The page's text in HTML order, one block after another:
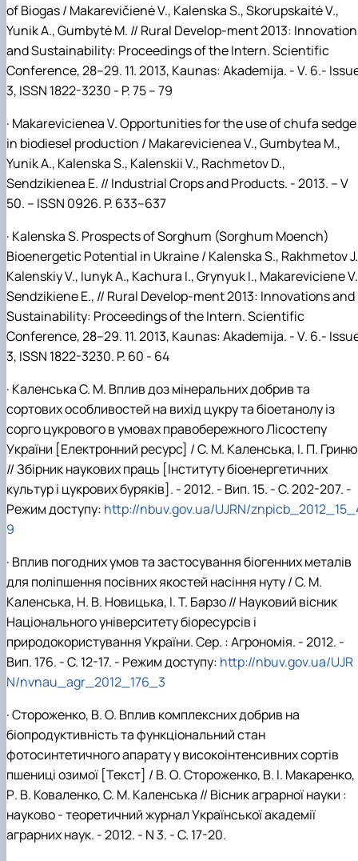
of Biogas / Makarevičienė V., Kalenska S., Skorupskaitė V.,
Yunik A., Gumbytė M. // Rural Develop-ment 2013:
and Sustainability: Proceedings of the Intern. Scientific
Conference, 28–29. 11. 2013, Kaunas: Akademija. - V. 6.-
3, ISSN 1822-3230 - P. 75 – 79
· Makarevicienea V.Opportunities for the use of chufa sedge
in biodiesel production / Makarevicienea V., Gumbytea M.,
Yunik A., Kalenska S., Kalenskii V., Rachmetov D.,
Sendzikienea E. // Industrial Crops and Products. - 2013. – V
50. – ISSN 0926. P. 633–637
· Kalenska S. Prospects of Sorghum (Sorghum Moench)
Bioenergetic Potential in Ukraine/ Kalenska S., Rakhmetov
Kalenskiy V., Iunyk A., Kachura I., Grynyuk I., Makareviciene
Sendzikiene E., // Rural Develop-ment 2013: Innovations and
Sustainability: Proceedings of the Intern. Scientific
Conference, 28–29. 11. 2013, Kaunas: Akademija. - V. 6.-
3, ISSN 1822-3230. P. 60 - 64
· Каленська С. М. Вплив доз мінеральних добрив та
сортових особливостей на вихід цукру та біоетанолу із
сорго цукрового в умовах правобережного Лісостепу
України [Електронний ресурс] / С. М. Каленська, І. П.
// Збірник наукових праць [Інституту біоенергетичних
культур і цукрових буряків]. - 2012. - Вип. 15. - С. 202-207. -
Режим доступу: http://nbuv.gov.ua/UJRN/
9
· Вплив погодних умов та застосування біогенних металів
для поліпшення посівних якостей насіння нуту / С. М.
Каленська, Н. В. Новицька, І. Т. Барзо // Науковий вісник
Національного університету біоресурсів і
природокористування України. Сер. : Агрономія. - 2012. -
Вип. 176. - С. 12-17. - Режим доступу: http://nbuv.gov.ua/UJR
N/nvnau_agr_2012_176_3
· Стороженко, В. О. Вплив комплексних добрив на
біопродуктивність та функціональний стан
фотосинтетичного апарату у високоінтенсивних сортів
пшениці озимої [Текст] / В. О. Стороженко, В. І. Макаренко,
Р. В. Коваленко, С. М. Каленська // Вісник аграрної науки :
науково - теоретичний журнал Української академії
аграрних наук. - 2012. - N 3. - С. 17-20.